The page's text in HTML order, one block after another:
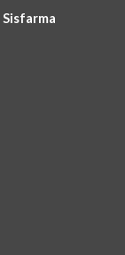
Sisfarma